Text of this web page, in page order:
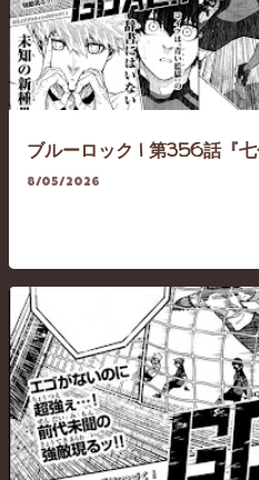
ブルーロック | 第356話『
8/05/2026